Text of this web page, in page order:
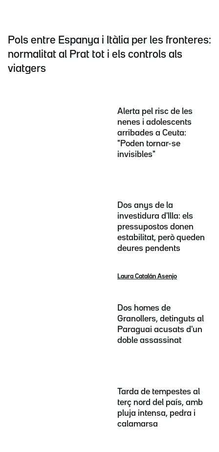
Pols entre Espanya i Itàlia per les fronteres:
normalitat al Prat tot i els controls als
viatgers
Alerta pel risc de les
nenes i adolescents
arribades a Ceuta:
"Poden tornar-se
invisibles"
Dos anys de la
investidura d'Illa: els
pressupostos donen
estabilitat, però queden
deures pendents
Laura Catalán Asenjo
Dos homes de
Granollers, detinguts al
Paraguai acusats d'un
doble assassinat
Tarda de tempestes al
terç nord del país, amb
pluja intensa, pedra i
calamarsa